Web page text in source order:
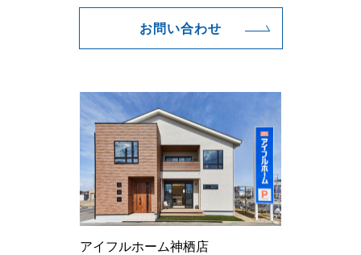
お問い合わせ
アイフルホーム神栖店